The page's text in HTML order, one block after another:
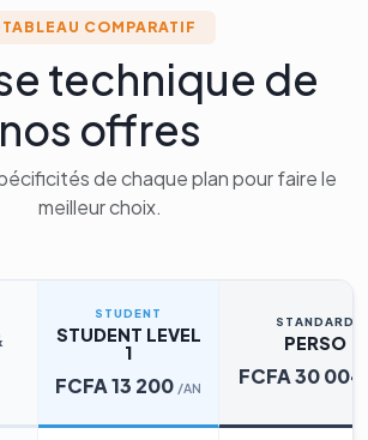
TABLEAU COMPARATIF
technique de
nos offres
de chaque plan pour faire le
meilleur choix.
STUDENT
STUDENT LEVEL
1
FCFA 13 200 /AN
STANDARD
PERSO
FCFA 30 004